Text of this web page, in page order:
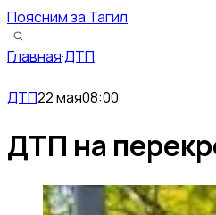
Поясним за Тагил
Главная·ДТП
ДТП22 мая08:00
ДТП на